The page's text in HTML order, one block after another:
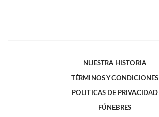
NUESTRA HISTORIA
TÉRMINOS Y CONDICIONES
POLITICAS DE PRIVACIDAD
FÚNEBRES